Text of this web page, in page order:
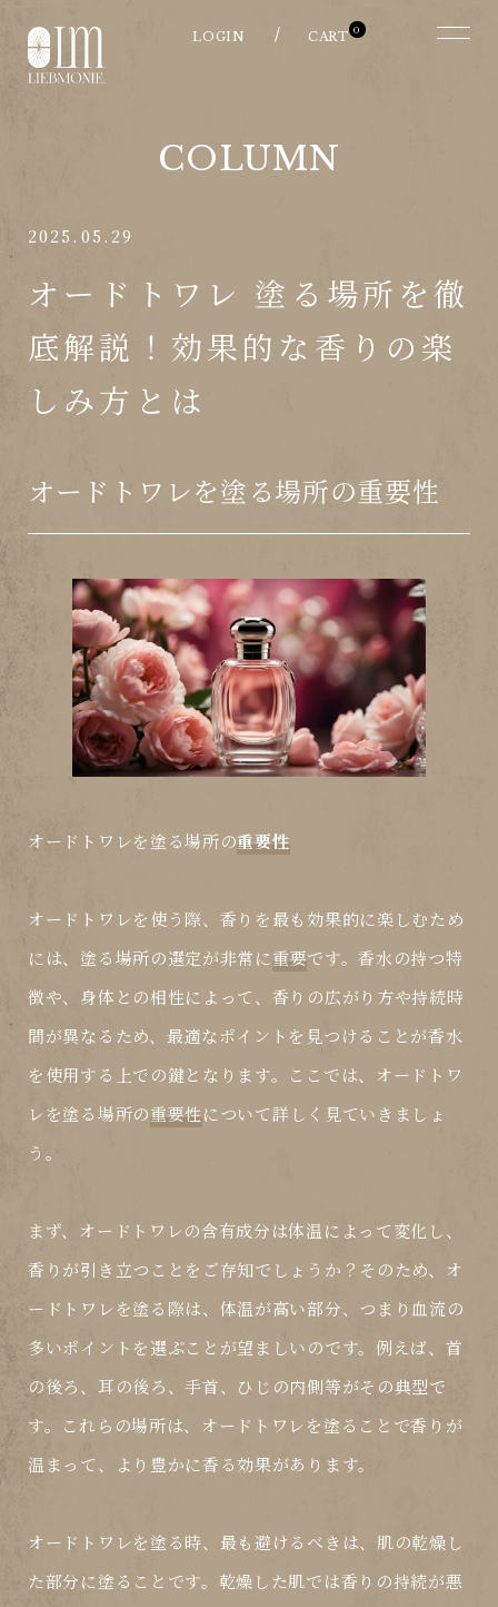
0
COLUMN
2025.05.29
オードトワレ 塗る場所を徹
底解説！効果的な香りの楽
しみ方とは
オードトワレを塗る場所の重要性
オードトワレを塗る場所の重要性
オードトワレを使う際、香りを最も効果的に楽しむため
には、塗る場所の選定が非常に重要です。香水の持つ特
徴や、身体との相性によって、香りの広がり方や持続時
間が異なるため、最適なポイントを見つけることが香水
を使用する上での鍵となります。ここでは、オードトワ
レを塗る場所の重要性について詳しく見ていきましょ
う。
まず、オードトワレの含有成分は体温によって変化し、
香りが引き立つことをご存知でしょうか？そのため、オ
ードトワレを塗る際は、体温が高い部分、つまり血流の
多いポイントを選ぶことが望ましいのです。例えば、首
の後ろ、耳の後ろ、手首、ひじの内側等がその典型で
す。これらの場所は、オードトワレを塗ることで香りが
温まって、より豊かに香る効果があります。
オードトワレを塗る時、最も避けるべきは、肌の乾燥し
た部分に塗ることです。乾燥した肌では香りの持続が悪